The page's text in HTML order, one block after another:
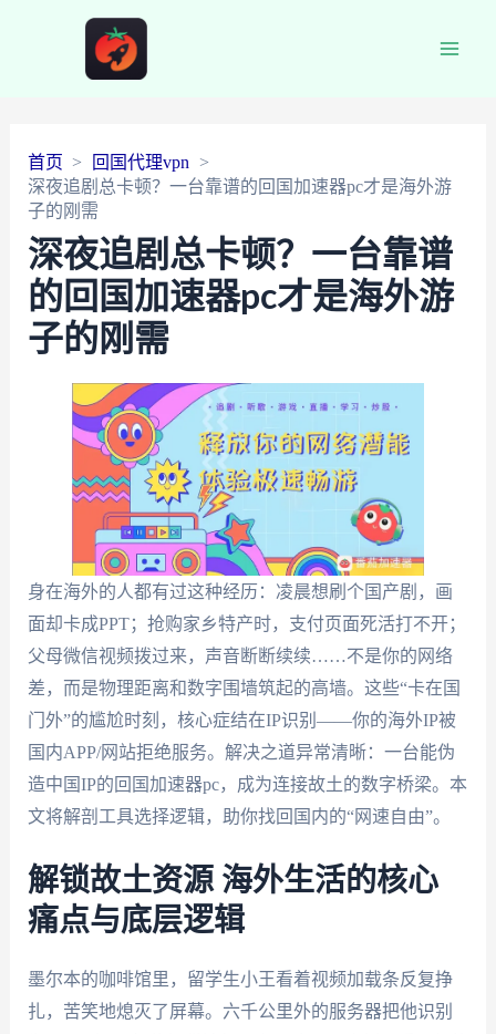
首页
回国代理vpn
深夜追剧总卡顿？一台靠谱的回国加速器pc才是海外游
子的刚需
深夜追剧总卡顿？一台靠谱
的回国加速器pc才是海外游
子的刚需
身在海外的人都有过这种经历：凌晨想刷个国产剧，画
面却卡成PPT；抢购家乡特产时，支付页面死活打不开；
父母微信视频拨过来，声音断断续续……不是你的网络
差，而是物理距离和数字围墙筑起的高墙。这些“卡在国
门外”的尴尬时刻，核心症结在IP识别——你的海外IP被
国内APP/网站拒绝服务。解决之道异常清晰：一台能伪
造中国IP的回国加速器pc，成为连接故土的数字桥梁。本
文将解剖工具选择逻辑，助你找回国内的“网速自由”。
解锁故土资源 海外生活的核心
痛点与底层逻辑
墨尔本的咖啡馆里，留学生小王看着视频加载条反复挣
扎，苦笑地熄灭了屏幕。六千公里外的服务器把他识别